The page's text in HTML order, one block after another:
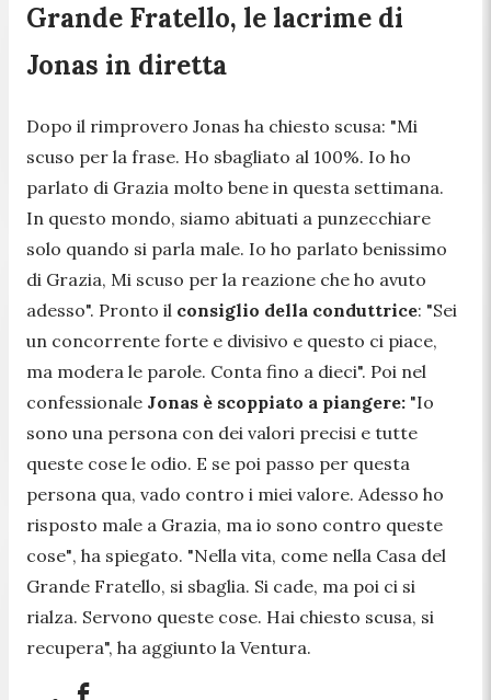
Grande Fratello, le lacrime di
Jonas in diretta
Dopo il rimprovero Jonas ha chiesto scusa: "Mi
scuso per la frase. Ho sbagliato al 100%. Io ho
parlato di Grazia molto bene in questa settimana.
In questo mondo, siamo abituati a punzecchiare
solo quando si parla male. Io ho parlato benissimo
di Grazia, Mi scuso per la reazione che ho avuto
adesso". Pronto il consiglio della conduttrice: "Sei
un concorrente forte e divisivo e questo ci piace,
ma modera le parole. Conta fino a dieci". Poi nel
confessionale Jonas è scoppiato a piangere: "Io
sono una persona con dei valori precisi e tutte
queste cose le odio. E se poi passo per questa
persona qua, vado contro i miei valore. Adesso ho
risposto male a Grazia, ma io sono contro queste
cose", ha spiegato. "Nella vita, come nella Casa del
Grande Fratello, si sbaglia. Si cade, ma poi ci si
rialza. Servono queste cose. Hai chiesto scusa, si
recupera", ha aggiunto la Ventura.